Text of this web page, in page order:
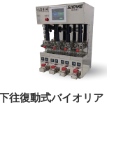
往復動式バイオリア